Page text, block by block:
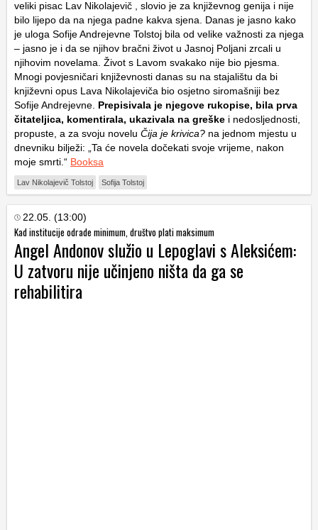
veliki pisac Lav Nikolajevič , slovio je za književnog genija i nije
bilo lijepo da na njega padne kakva sjena. Danas je jasno kako
je uloga Sofije Andrejevne Tolstoj bila od velike važnosti za njega
– jasno je i da se njihov bračni život u Jasnoj Poljani zrcali u
njihovim novelama. Život s Lavom svakako nije bio pjesma.
Mnogi povjesničari književnosti danas su na stajalištu da bi
književni opus Lava Nikolajeviča bio osjetno siromašniji bez
Sofije Andrejevne. Prepisivala je njegove rukopise, bila prva
čitateljica, komentirala, ukazivala na greške i nedosljednosti,
propuste, a za svoju novelu Čija je krivica? na jednom mjestu u
dnevniku bilježi: „Ta će novela dočekati svoje vrijeme, nakon
moje smrti.“ Booksa
Lav Nikolajevič Tolstoj Sofija Tolstoj
22.05. (13:00)
Kad institucije odrade minimum, društvo plati maksimum
Angel Andonov služio u Lepoglavi s Aleksićem:
U zatvoru nije učinjeno ništa da ga se
rehabilitira